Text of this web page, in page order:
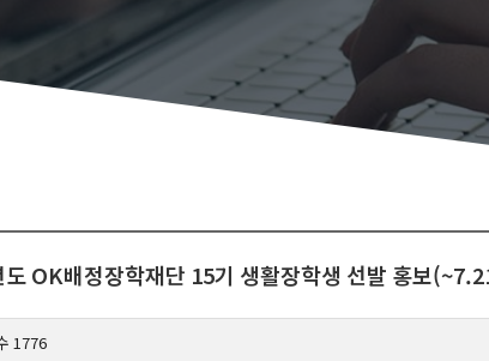
OK배정장학재단 15기 생활장학생 선발 홍보
1776